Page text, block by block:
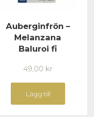
Auberginfrön –
Melanzana
Baluroi fi
49,00 kr
Lägg till